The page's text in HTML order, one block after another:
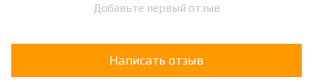
Добавьте первый отзыв
Написать отзыв